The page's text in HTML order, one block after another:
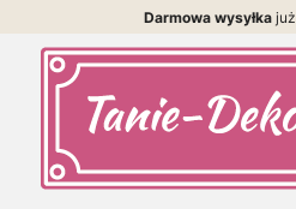
Darmowa wysyłkajuż